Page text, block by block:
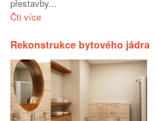
přestavby...
Čti více
Rekonstrukce bytového jádra